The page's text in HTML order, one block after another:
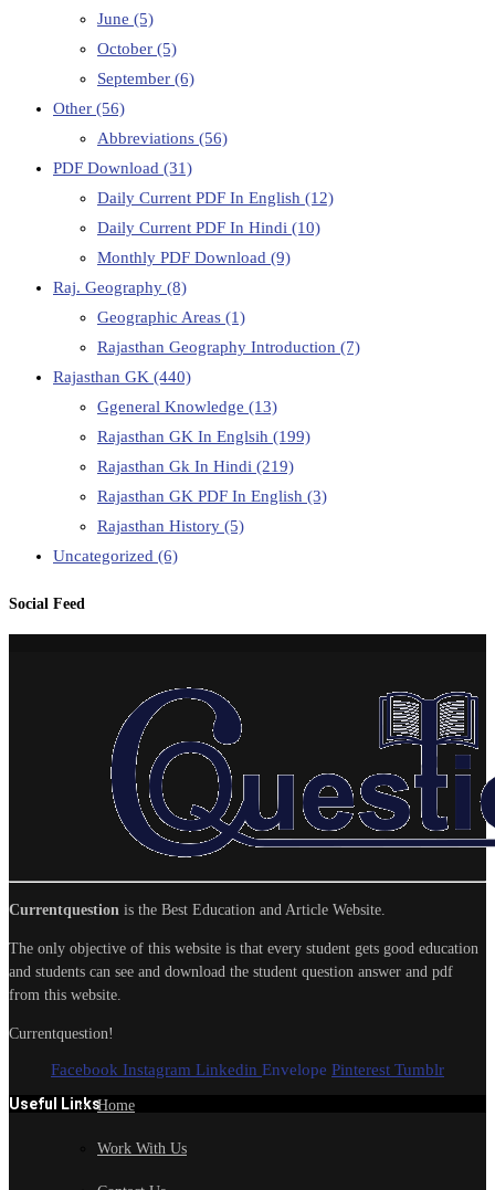
June (5)
October (5)
September (6)
Other (56)
Abbreviations (56)
PDF Download (31)
Daily Current PDF In English (12)
Daily Current PDF In Hindi (10)
Monthly PDF Download (9)
Raj. Geography (8)
Geographic Areas (1)
Rajasthan Geography Introduction (7)
Rajasthan GK (440)
Ggeneral Knowledge (13)
Rajasthan GK In Englsih (199)
Rajasthan Gk In Hindi (219)
Rajasthan GK PDF In English (3)
Rajasthan History (5)
Uncategorized (6)
Social Feed
Currentquestion is the Best Education and Article Website.
The only objective of this website is that every student gets good education
and students can see and download the student question answer and pdf
from this website.
Currentquestion!
Facebook Instagram Linkedin Envelope Pinterest Tumblr
Useful LinksHome
Work With Us